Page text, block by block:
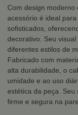
Com design moderno
acessório é ideal
sofisticados,
decorativo. Seu
diferentes estilos de
Fabricado com
alta durabilidade, o
umidade e ao uso
estética da peça. Seu
firme e segura na